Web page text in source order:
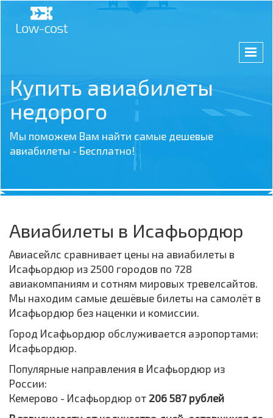
Купить авиабилеты
недорого
Мы поможем Вам найти самые дешевые
авиабилеты - Бесплатно!
Авиабилеты в Исафьордюр
Авиасейлс сравнивает цены на авиабилеты в
Исафьордюр из 2500 городов по 728
авиакомпаниям и сотням мировых тревелсайтов.
Мы находим самые дешёвые билеты на самолёт в
Исафьордюр без наценки и комиссии.
Город Исафьордюр обслуживается аэропортами:
Исафьордюр.
Популярные направления в Исафьордюр из
России:
Кемерово - Исафьордюр от 206 587 рублей